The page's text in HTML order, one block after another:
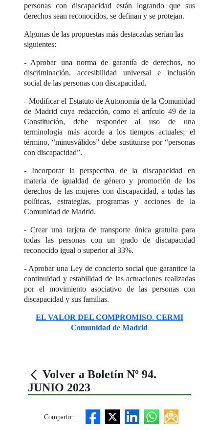
personas con discapacidad están logrando que sus
derechos sean reconocidos, se definan y se protejan.
Algunas de las propuestas más destacadas serían las
siguientes:
- Aprobar una norma de garantía de derechos, no
discriminación, accesibilidad universal e inclusión
social de las personas con discapacidad.
- Modificar el Estatuto de Autonomía de la Comunidad
de Madrid cuya redacción, como el artículo 49 de la
Constitución, debe responder al uso de una
terminología más acorde a los tiempos actuales; el
término, “minusválidos” debe sustituirse por “personas
con discapacidad”.
- Incorporar la perspectiva de la discapacidad en
materia de igualdad de género y promoción de los
derechos de las mujeres con discapacidad, a todas las
políticas, estrategias, programas y acciones de la
Comunidad de Madrid.
- Crear una tarjeta de transporte única gratuita para
todas las personas con un grado de discapacidad
reconocido igual o superior al 33%.
- Aprobar una Ley de concierto social que garantice la
continuidad y estabilidad de las actuaciones realizadas
por el movimiento asociativo de las personas con
discapacidad y sus familias.
EL VALOR DEL COMPROMISO. CERMI
Comunidad de Madrid
Volver a Boletín Nº 94.
JUNIO 2023
Compartir :